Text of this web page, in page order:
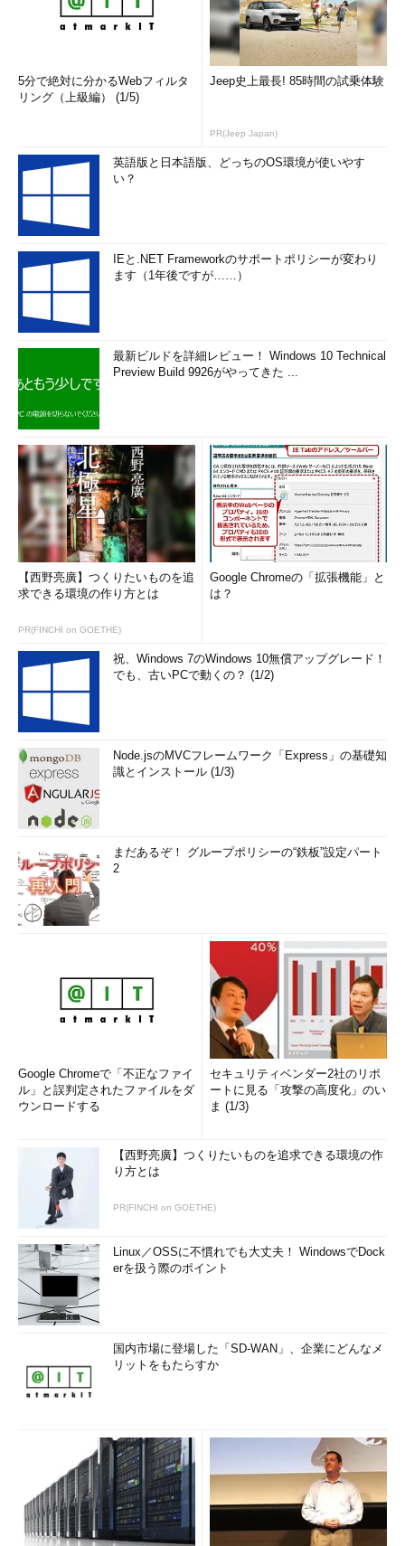
5分で絶対に分かるWebフィルタ
リング（上級編） (1/5)
Jeep史上最長! 85時間の試乗体験
PR(Jeep Japan)
英語版と日本語版、どっちのOS環境が使いやす
い？
IEと.NET Frameworkのサポートポリシーが変わり
ます（1年後ですが……）
最新ビルドを詳細レビュー！ Windows 10 Technical
Preview Build 9926がやってきた ...
【西野亮廣】つくりたいものを追
求できる環境の作り方とは
PR(FINCHI on GOETHE)
Google Chromeの「拡張機能」と
は？
祝、Windows 7のWindows 10無償アップグレード！
でも、古いPCで動くの？ (1/2)
Node.jsのMVCフレームワーク「Express」の基礎知
識とインストール (1/3)
まだあるぞ！ グループポリシーの“鉄板”設定パート
2
Google Chromeで「不正なファイ
ル」と誤判定されたファイルをダ
ウンロードする
セキュリティベンダー2社のリポ
ートに見る「攻撃の高度化」のい
ま (1/3)
【西野亮廣】つくりたいものを追求できる環境の作
り方とは
PR(FINCHI on GOETHE)
Linux／OSSに不慣れでも大丈夫！ WindowsでDock
erを扱う際のポイント
国内市場に登場した「SD-WAN」、企業にどんなメ
リットをもたらすか